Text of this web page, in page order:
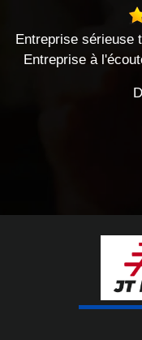
Entreprise sérieuse
Entreprise à